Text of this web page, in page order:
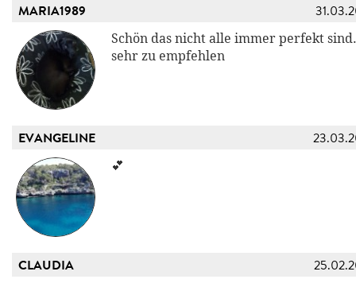
MARIA1989
Schön das nicht alle immer perfekt
sehr zu empfehlen
EVANGELINE
💕
CLAUDIA